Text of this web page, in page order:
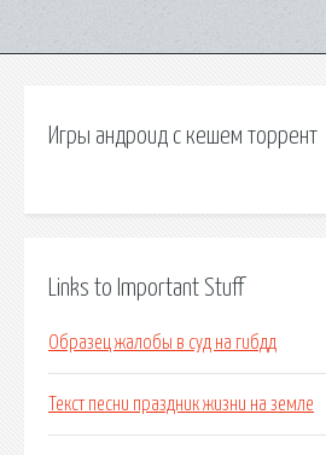
Игры андроид с кешем торрент
Links to Important Stuff
Образец жалобы в суд на гибдд
Текст песни праздник жизни на земле